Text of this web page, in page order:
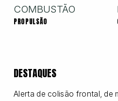
COMBUSTÃO
PROPULSÃO
DESTAQUES
Alerta de colisão frontal, de